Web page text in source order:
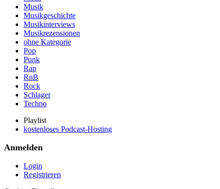
Musik
Musikgeschichte
Musikinterviews
Musikrezensionen
ohne Kategorie
Pop
Punk
Rap
RnB
Rock
Schlager
Techno
Playlist
kostenloses Podcast-Hosting
Anmelden
Login
Registrieren